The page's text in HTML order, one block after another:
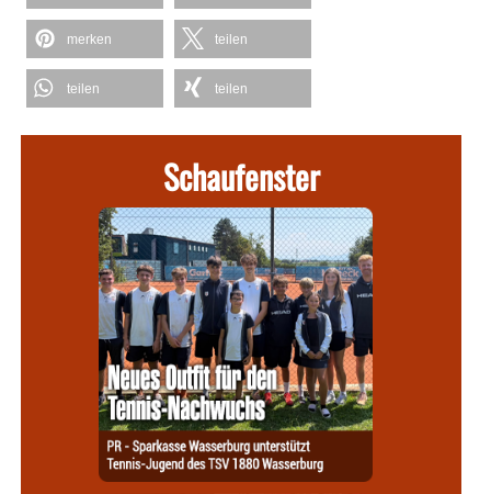
merken teilen
teilen teilen
Schaufenster